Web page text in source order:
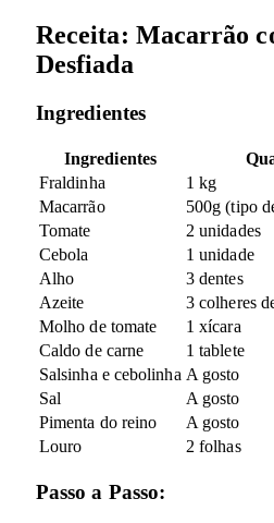
Receita: Macarrão
Desfiada
Ingredientes
Ingredientes
Fraldinha
1 kg
Macarrão
500g (tipo
Tomate
2 unidades
Cebola
1 unidade
Alho
3 dentes
Azeite
3 colheres
Molho de tomate
1 xícara
Caldo de carne
1 tablete
Salsinha e cebolinha A gosto
Sal
A gosto
Pimenta do reino
A gosto
Louro
2 folhas
Passo a Passo: